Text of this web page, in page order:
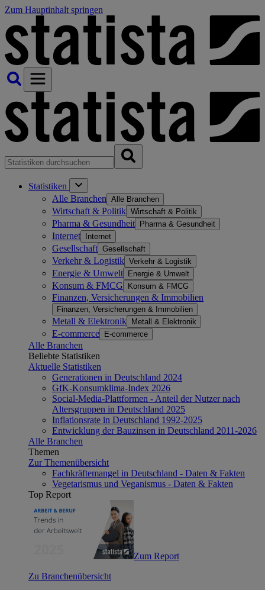
Zum Hauptinhalt springen
Statistiken
Alle Branchen Alle Branchen
Wirtschaft & Politik Wirtschaft & Politik
Pharma & Gesundheit Pharma & Gesundheit
Internet Internet
Gesellschaft Gesellschaft
Verkehr & Logistik Verkehr & Logistik
Energie & Umwelt Energie & Umwelt
Konsum & FMCG Konsum & FMCG
Finanzen, Versicherungen & Immobilien
Finanzen, Versicherungen & Immobilien
Metall & Elektronik Metall & Elektronik
E-commerce E-commerce
Alle Branchen
Beliebte Statistiken
Aktuelle Statistiken
Generationen in Deutschland 2024
GfK-Konsumklima-Index 2026
Social-Media-Plattformen - Anteil der Nutzer nach
Altersgruppen in Deutschland 2025
Inflationsrate in Deutschland 1992-2025
Entwicklung der Bauzinsen in Deutschland 2011-2026
Alle Branchen
Themen
Zur Themenübersicht
Fachkräftemangel in Deutschland - Daten & Fakten
Vegetarismus und Veganismus - Daten & Fakten
Top Report
Zum Report
Zu Branchenübersicht